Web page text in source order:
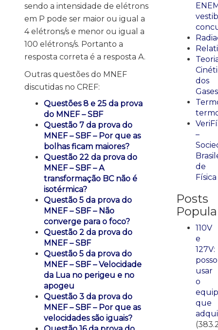
sendo a intensidade de elétrons
em P pode ser maior ou igual a
4 elétrons/s e menor ou igual a
100 elétrons/s. Portanto a
resposta correta é a resposta A.
Outras questões do MNEF
discutidas no CREF:
Questões 8 e 25 da prova
do MNEF – SBF
Questão 7 da prova do
MNEF – SBF – Por que as
bolhas ficam maiores?
Questão 22 da prova do
MNEF – SBF – A
transformação BC não é
isotérmica?
Questão 5 da prova do
MNEF – SBF – Não
converge para o foco?
Questão 2 da prova do
MNEF – SBF
Questão 5 da prova do
MNEF – SBF – Velocidade
da Lua no perigeu e no
apogeu
Questão 3 da prova do
MNEF – SBF – Por que as
velocidades são iguais?
dos
Gases
–
de
Física
Posts
110V
e
127V:
posso
usar
o
que